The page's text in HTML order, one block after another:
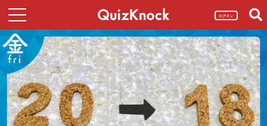
ログイン